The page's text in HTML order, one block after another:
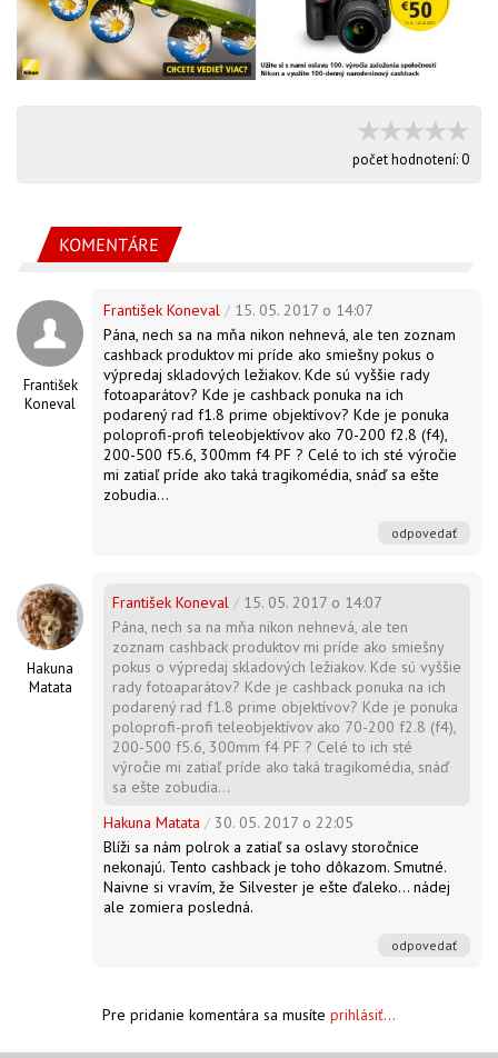
počet hodnotení:0
KOMENTÁRE
František
Koneval
František Koneval / 15. 05. 2017 o 14:07
Pána, nech sa na mňa nikon nehnevá, ale ten zoznam
cashback produktov mi príde ako smiešny pokus o
výpredaj skladových ležiakov. Kde sú vyššie rady
fotoaparátov? Kde je cashback ponuka na ich
podarený rad f1.8 prime objektívov? Kde je ponuka
poloprofi-profi teleobjektívov ako 70-200 f2.8 (f4),
200-500 f5.6, 300mm f4 PF ? Celé to ich sté výročie
mi zatiaľ príde ako taká tragikomédia, snáď sa ešte
zobudia...
odpovedať
Hakuna
Matata
František Koneval / 15. 05. 2017 o 14:07
Pána, nech sa na mňa nikon nehnevá, ale ten
zoznam cashback produktov mi príde ako smiešny
pokus o výpredaj skladových ležiakov. Kde sú vyššie
rady fotoaparátov? Kde je cashback ponuka na ich
podarený rad f1.8 prime objektívov? Kde je ponuka
poloprofi-profi teleobjektívov ako 70-200 f2.8 (f4),
200-500 f5.6, 300mm f4 PF ? Celé to ich sté
výročie mi zatiaľ príde ako taká tragikomédia, snáď
sa ešte zobudia...
Hakuna Matata / 30. 05. 2017 o 22:05
Blíži sa nám polrok a zatiaľ sa oslavy storočnice
nekonajú. Tento cashback je toho dôkazom. Smutné.
Naivne si vravím, že Silvester je ešte ďaleko... nádej
ale zomiera posledná.
odpovedať
Pre pridanie komentára sa musíte prihlásiť...